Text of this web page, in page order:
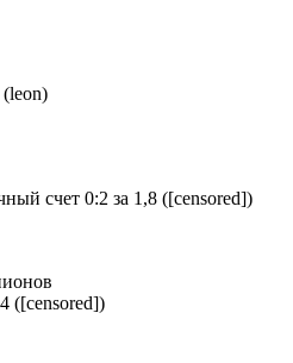
счет 0:2 за 1,8 ([censored])
([censored])